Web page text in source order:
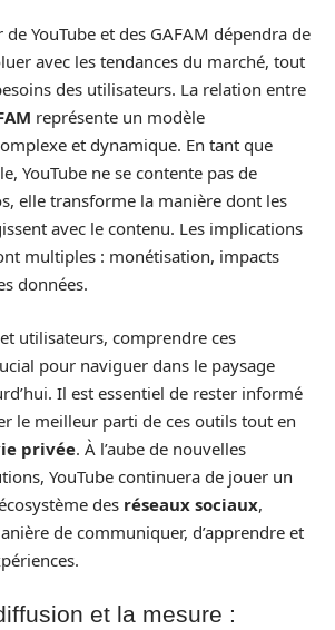
de YouTube et des GAFAM dépendra de
avec les tendances du marché, tout
des utilisateurs. La relation entre
représente un modèle
et dynamique. En tant que
YouTube ne se contente pas de
elle transforme la manière dont les
avec le contenu. Les implications
multiples : monétisation, impacts
données.
utilisateurs, comprendre ces
pour naviguer dans le paysage
Il est essentiel de rester informé
le meilleur parti de ces outils tout en
privée. À l’aube de nouvelles
YouTube continuera de jouer un
des réseaux sociaux,
de communiquer, d’apprendre et
et la mesure :